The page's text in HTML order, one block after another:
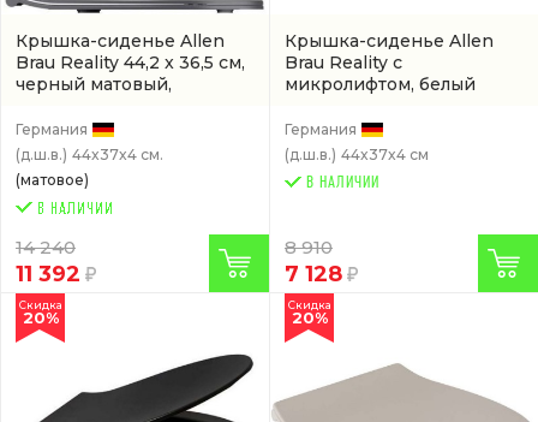
Крышка-сиденье Allen
Brau Reality 44,2 x 36,5 см,
черный матовый,
4.32007.AN)
Германия
(д.ш.в.) 44x37x4 см.
(матовое)
14 240
11 392
Крышка-сиденье Allen
Brau Reality с
микролифтом, белый
Германия
(д.ш.в.) 44x37x4 см
В НАЛИЧИИ
8 910
7 128
Скидка
20%
Скидка
20%